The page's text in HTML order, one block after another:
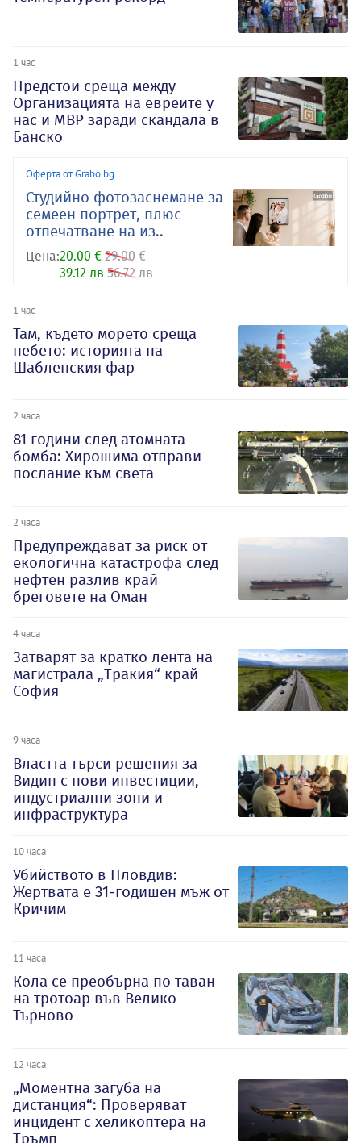
1 час
Предстои среща между
Организацията на евреите у
нас и МВР заради скандала в
Банско
Оферта от Grabo.bg
Студийно фотозаснемане за
семеен портрет, плюс
отпечатване на из..
Цена:20.00 € 29.00 €
39.12 лв 56.72 лв
1 час
Там, където морето среща
небето: историята на
Шабленския фар
2 часа
81 години след атомната
бомба: Хирошима отправи
послание към света
2 часа
Предупреждават за риск от
екологична катастрофа след
нефтен разлив край
бреговете на Оман
4 часа
Затварят за кратко лента на
магистрала „Тракия“ край
София
9 часа
Властта търси решения за
Видин с нови инвестиции,
индустриални зони и
инфраструктура
10 часа
Убийството в Пловдив:
Жертвата е 31-годишен мъж от
Кричим
11 часа
Кола се преобърна по таван
на тротоар във Велико
Търново
12 часа
„Моментна загуба на
дистанция“: Проверяват
инцидент с хеликоптера на
Тръмп